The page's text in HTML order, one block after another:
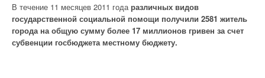
В течение 11 месяцев 2011 года различных видов
государственной социальной помощи получили 2581 житель
города на общую сумму более 17 миллионов гривен за счет
субвенции госбюджета местному бюджету.